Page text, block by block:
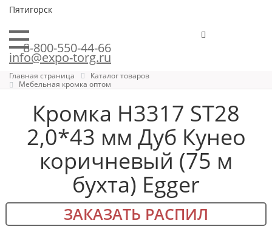
Пятигорск
8-800-550-44-66
info@expo-torg.ru
Главная страница
Каталог товаров
Мебельная кромка оптом
Кромка H3317 ST28
2,0*43 мм Дуб Кунео
коричневый (75 м
бухта) Egger
ЗАКАЗАТЬ РАСПИЛ